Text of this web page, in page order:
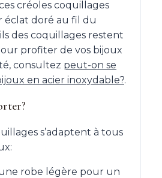
créoles coquillages
éclat doré au fil du
des coquillages restent
profiter de vos bijoux
consultez peut-on se
en acier inoxydable?.
s’adaptent à tous
robe légère pour un